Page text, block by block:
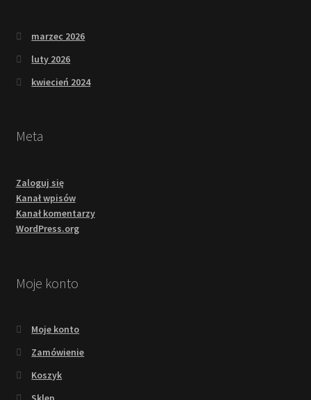
marzec 2026
luty 2026
kwiecień 2024
Meta
Zaloguj się
Kanał wpisów
Kanał komentarzy
WordPress.org
Moje konto
Moje konto
Zamówienie
Koszyk